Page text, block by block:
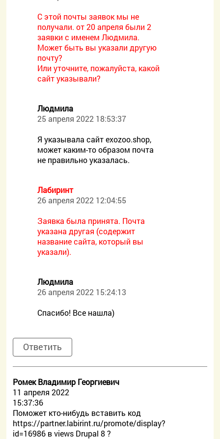
С этой почты заявок мы не
получали. от 20 апреля были 2
заявки с именем Людмила.
Может быть вы указали другую
почту?
Или уточните, пожалуйста, какой
сайт указывали?
Людмила
25 апреля 2022 18:53:37
Я указывала сайт exozoo.shop,
может каким-то образом почта
не правильно указалась.
Лабиринт
26 апреля 2022 12:04:55
Заявка была принята. Почта
указана другая (содержит
название сайта, который вы
указали).
Людмила
26 апреля 2022 15:24:13
Спасибо! Все нашла)
Ответить
Ромек Владимир Георгиевич
11 апреля 2022
15:37:36
Поможет кто-нибудь вставить код
https://partner.labirint.ru/promote/display?
id=16986 в views Drupal 8 ?